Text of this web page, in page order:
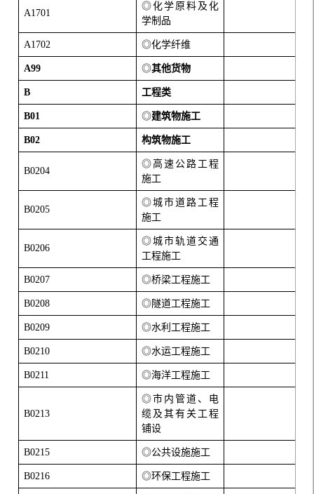
A1701
◎化学原料及化
学制品
A1702 ◎化学纤维
A99 ◎其他货物
B 工程类
B01 ◎建筑物施工
B02 构筑物施工
B0204
◎高速公路工程
施工
B0205
◎城市道路工程
施工
B0206
◎城市轨道交通
工程施工
B0207 ◎桥梁工程施工
B0208 ◎隧道工程施工
B0209 ◎水利工程施工
B0210 ◎水运工程施工
B0211 ◎海洋工程施工
B0213
◎市内管道、电
缆及其有关工程
铺设
B0215 ◎公共设施施工
B0216 ◎环保工程施工